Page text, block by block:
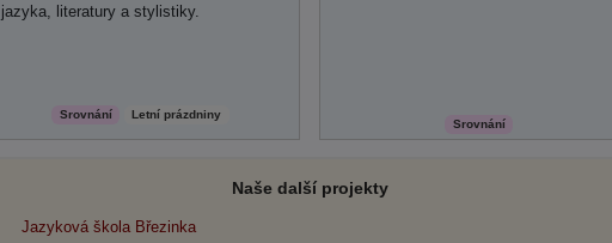
jazyka, literatury a stylistiky.
Srovnání Letní prázdniny
Srovnání
Naše další projekty
Jazyková škola Březinka